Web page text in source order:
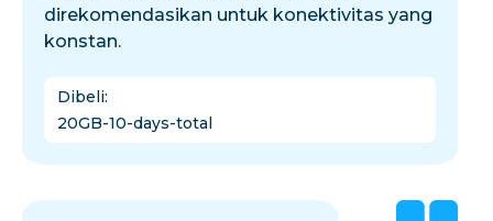
direkomendasikan untuk konektivitas yang
konstan.
Dibeli:
20GB-10-days-total